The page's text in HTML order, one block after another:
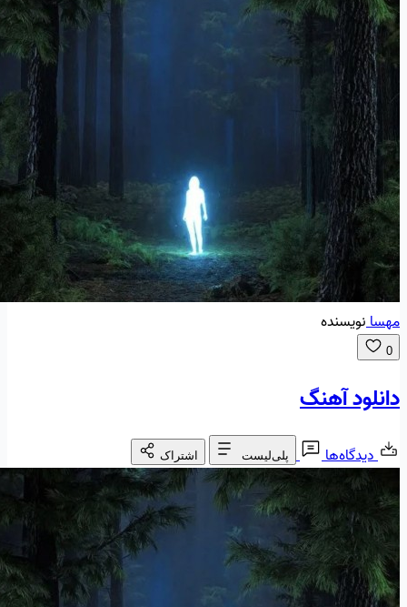
مهسانویسنده
0
دانلود آهنگ
دیدگاه‌ها پلی‌لیست اشتراک